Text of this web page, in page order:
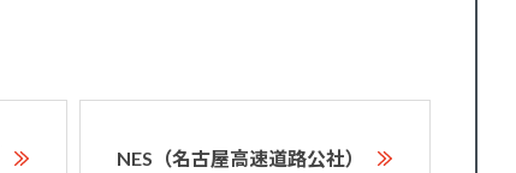
NES（名古屋高速道路公社）